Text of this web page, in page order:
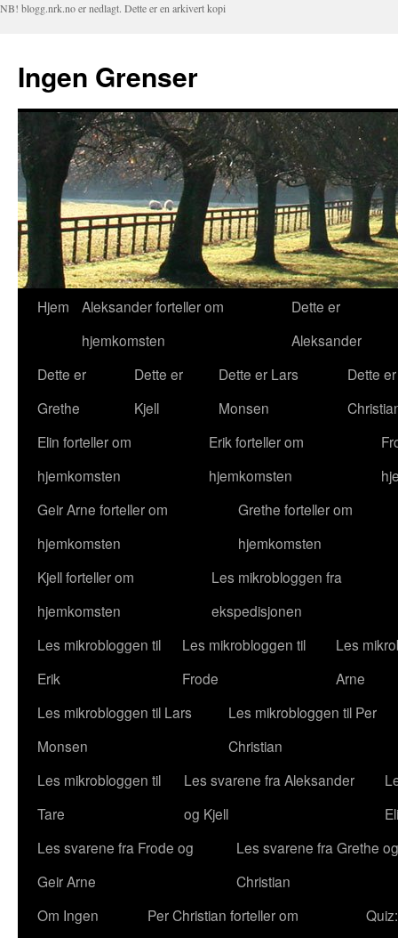
NB! blogg.nrk.no er nedlagt. Dette er en arkivert kopi
Ingen Grenser
Hopp
innhold
Hjem
Aleksander forteller om
hjemkomsten
Dette er
Aleksander
Dette er
Grethe
Dette er
Kjell
Dette er Lars
Monsen
Dette
Elin forteller om
hjemkomsten
Erik forteller om
hjemkomsten
Geir Arne forteller om
hjemkomsten
Grethe forteller om
hjemkomsten
Kjell forteller om
hjemkomsten
Les mikrobloggen fra
ekspedisjonen
Les mikrobloggen til
Erik
Les mikrobloggen til
Frode
Les
Arne
Les mikrobloggen til Lars
Monsen
Les mikrobloggen til Per
Christian
Les mikrobloggen til
Tare
Les svarene fra Aleksander
og Kjell
Les svarene fra Frode og
Geir Arne
Les svarene fra Grethe
Christian
Om Ingen
Per Christian forteller om